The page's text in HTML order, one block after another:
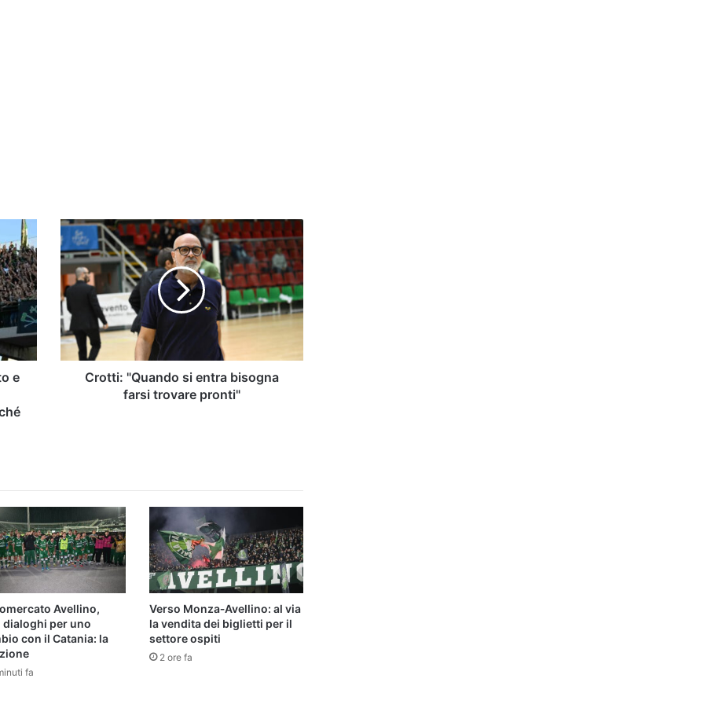
e
Crotti:
"Quando
si
entra
bisogna
farsi
trovare
pronti"
Crotti: "Quando si entra bisogna
farsi trovare pronti"
Avellino,
dialoghi per uno
con il Catania: la
fa
Verso Monza‑Avellino: al via
la vendita dei biglietti per il
settore ospiti
2 ore fa